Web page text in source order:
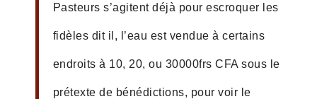
Pasteurs s’agitent déjà pour escroquer les
fidèles dit il, l’eau est vendue à certains
endroits à 10, 20, ou 30000frs CFA sous le
prétexte de bénédictions, pour voir le